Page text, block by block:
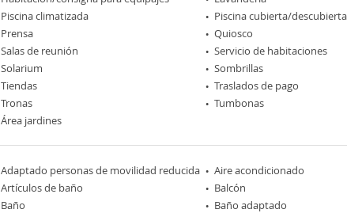
Piscina climatizada
Piscina cubierta/descubierta
Prensa
Quiosco
Salas de reunión
Servicio de habitaciones
Solarium
Sombrillas
Tiendas
Traslados de pago
Tronas
Tumbonas
Área jardines
Adaptado personas de movilidad reducida Aire acondicionado
Artículos de baño
Balcón
Baño
Baño adaptado